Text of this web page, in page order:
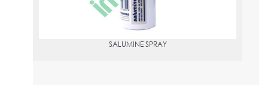
SALUMINE SPRAY